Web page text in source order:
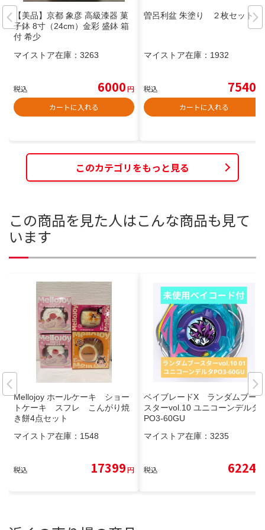
【美品】京都 象彦 高級漆器 菓
子鉢 8寸（24cm）金彩 盛鉢 箱
付 希少
マイストア在庫： 3263
税込 6000円
カートに入れる
曽呂利盆 朱塗り ２枚セット
マイストア在庫： 1932
税込 7540
カートに入れる
このカテゴリをもっと見る
この商品を見た人はこんな商品も見て
います
Mellojoy ホールケーキ ショー
トケーキ スフレ こんがり焼
き餅4点セット
マイストア在庫： 1548
税込 17399円
ベイブレードX ランダムブー
スターvol.10 ユニコーンデルタ
PO3-60GU
マイストア在庫： 3235
税込 6224